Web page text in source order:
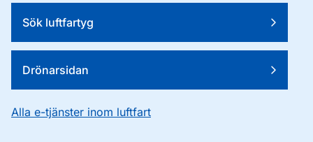
Sök luftfartyg
Drönarsidan
Alla e-tjänster inom luftfart